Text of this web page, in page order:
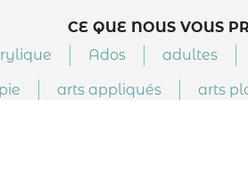
CE QUE NOUS VOUS
Ados adultes
arts appliqués arts